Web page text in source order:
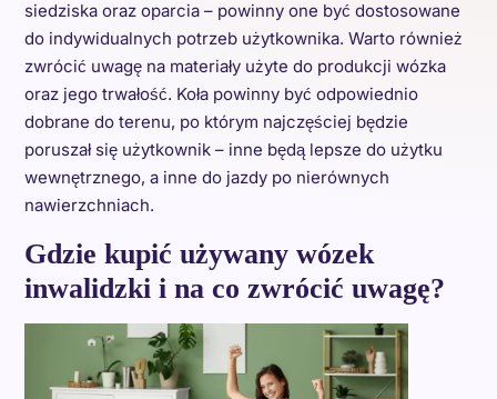
siedziska oraz oparcia – powinny one być dostosowane
do indywidualnych potrzeb użytkownika. Warto również
zwrócić uwagę na materiały użyte do produkcji wózka
oraz jego trwałość. Koła powinny być odpowiednio
dobrane do terenu, po którym najczęściej będzie
poruszał się użytkownik – inne będą lepsze do użytku
wewnętrznego, a inne do jazdy po nierównych
nawierzchniach.
Gdzie kupić używany wózek
inwalidzki i na co zwrócić uwagę?